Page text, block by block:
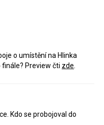
o umístění na Hlinka
finále? Preview čti zde
Kdo se probojoval do